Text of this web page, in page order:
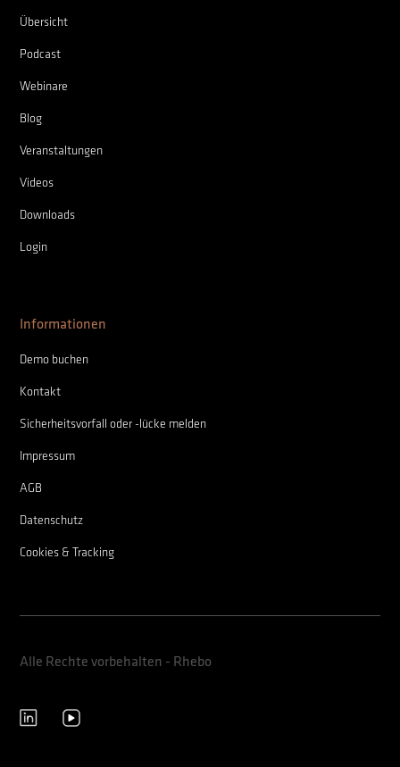
Übersicht
Podcast
Webinare
Blog
Veranstaltungen
Videos
Downloads
Login
Informationen
Demo buchen
Kontakt
Sicherheitsvorfall oder -lücke melden
Impressum
AGB
Datenschutz
Cookies & Tracking
Alle Rechte vorbehalten - Rhebo